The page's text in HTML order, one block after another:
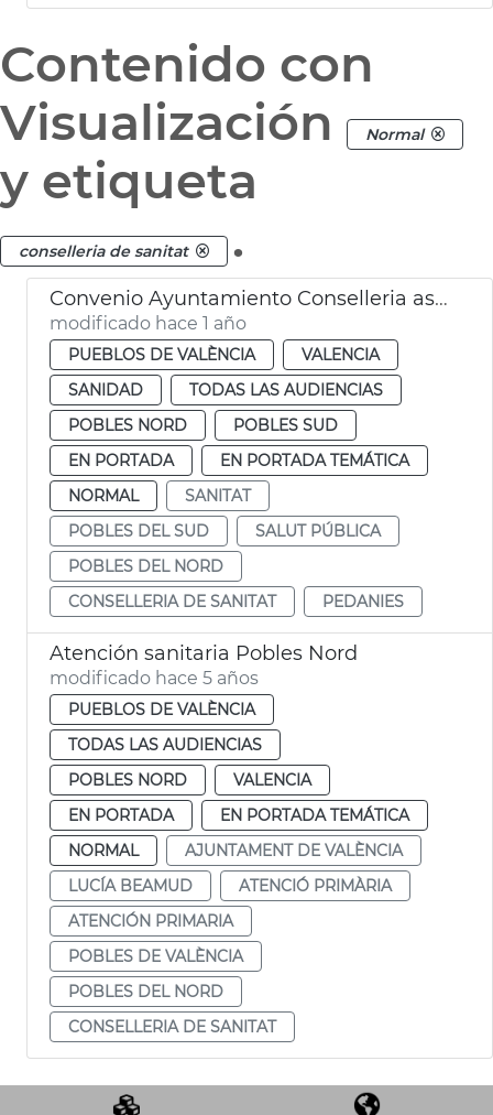
Contenido con
Visualización
Normal
y etiqueta
conselleria de sanitat .
Convenio Ayuntamiento Conselleria asistencia médica pedanías València
modificado hace 1 año
PUEBLOS DE VALÈNCIA
VALENCIA
SANIDAD
TODAS LAS AUDIENCIAS
POBLES NORD
POBLES SUD
EN PORTADA
EN PORTADA TEMÁTICA
NORMAL
SANITAT
POBLES DEL SUD
SALUT PÚBLICA
POBLES DEL NORD
CONSELLERIA DE SANITAT
PEDANIES
Atención sanitaria Pobles Nord
modificado hace 5 años
PUEBLOS DE VALÈNCIA
TODAS LAS AUDIENCIAS
POBLES NORD
VALENCIA
EN PORTADA
EN PORTADA TEMÁTICA
NORMAL
AJUNTAMENT DE VALÈNCIA
LUCÍA BEAMUD
ATENCIÓ PRIMÀRIA
ATENCIÓN PRIMARIA
POBLES DE VALÈNCIA
POBLES DEL NORD
CONSELLERIA DE SANITAT